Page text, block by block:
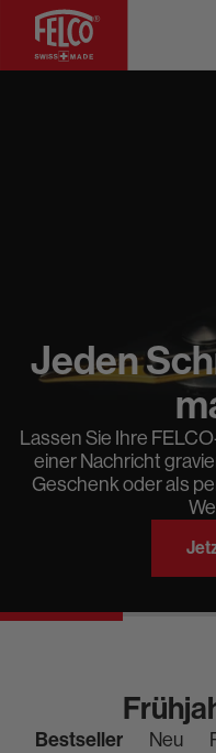
Jeden
Lassen Sie Ihre
einer Nachricht
Geschenk oder als
Bestseller Neu